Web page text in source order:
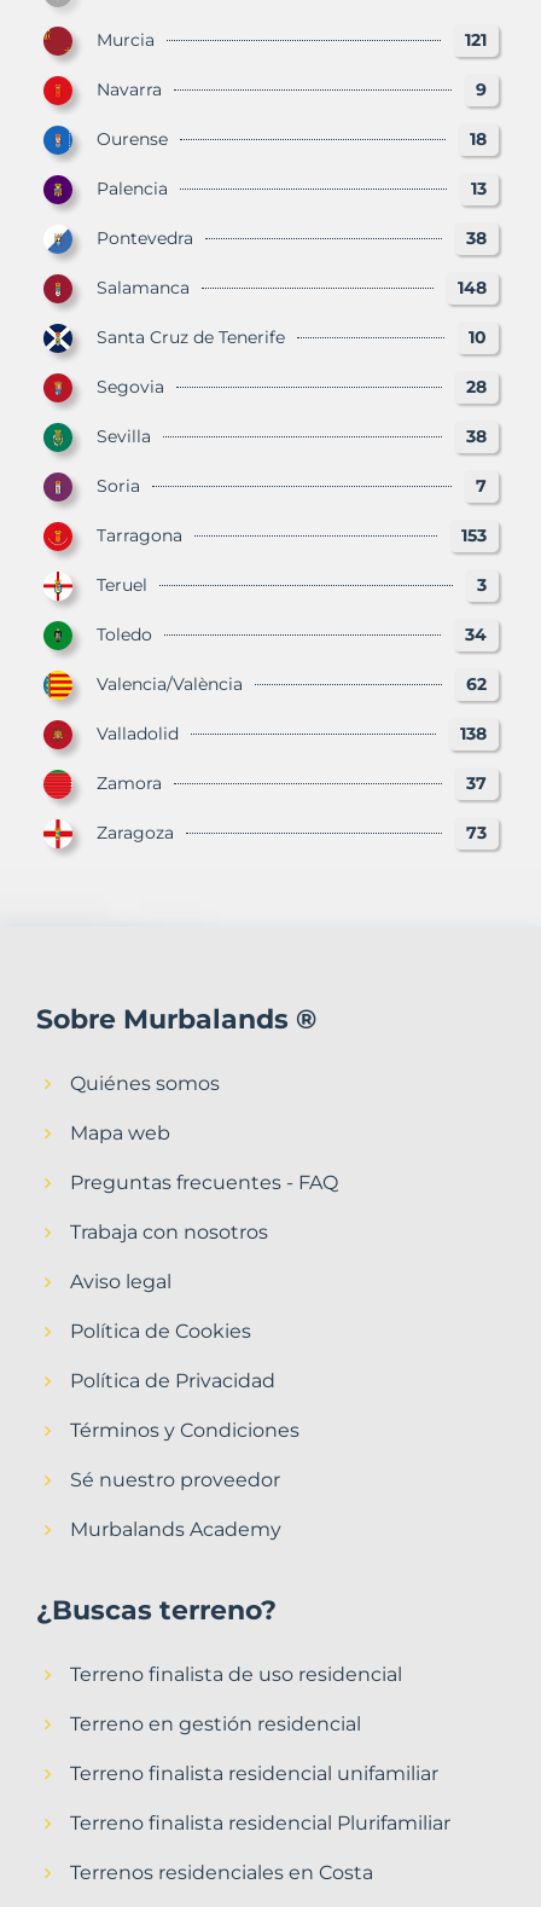
Murcia 121
Navarra 9
Ourense 18
Palencia 13
Pontevedra 38
Salamanca 148
Santa Cruz de Tenerife 10
Segovia 28
Sevilla 38
Soria 7
Tarragona 153
Teruel 3
Toledo 34
Valencia/València 62
Valladolid 138
Zamora 37
Zaragoza 73
Sobre Murbalands ®
Quiénes somos
Mapa web
Preguntas frecuentes - FAQ
Trabaja con nosotros
Aviso legal
Política de Cookies
Política de Privacidad
Términos y Condiciones
Sé nuestro proveedor
Murbalands Academy
¿Buscas terreno?
Terreno finalista de uso residencial
Terreno en gestión residencial
Terreno finalista residencial unifamiliar
Terreno finalista residencial Plurifamiliar
Terrenos residenciales en Costa